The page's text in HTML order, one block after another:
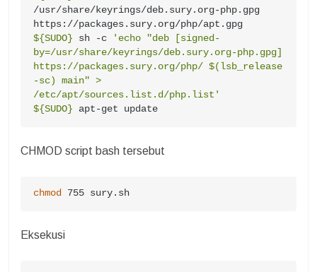
/usr/share/keyrings/deb.sury.org-php.gpg
https://packages.sury.org/php/apt.gpg
${SUDO} sh -c
'echo "deb [signed-
by=/usr/share/keyrings/deb.sury.org-php.gpg]
https://packages.sury.org/php/ $(lsb_release
-sc) main" >
/etc/apt/sources.list.d/php.list'
${SUDO} apt-get update
CHMOD script bash tersebut
chmod 755 sury.sh
Eksekusi